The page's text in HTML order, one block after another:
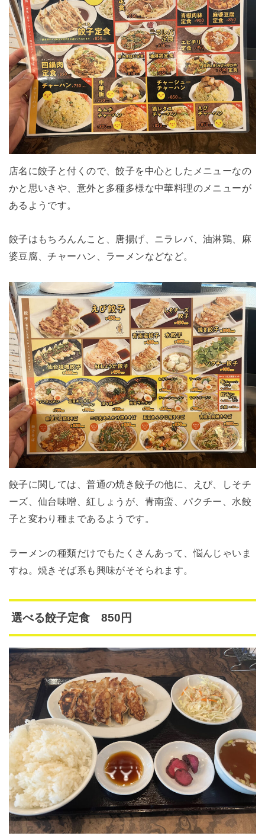
店名に餃子と付くので、餃子を中心としたメニューなの
かと思いきや、意外と多種多様な中華料理のメニューが
あるようです。
餃子はもちろんんこと、唐揚げ、ニラレバ、油淋鶏、麻
婆豆腐、チャーハン、ラーメンなどなど。
餃子に関しては、普通の焼き餃子の他に、えび、しそチ
ーズ、仙台味噌、紅しょうが、青南蛮、パクチー、水餃
子と変わり種まであるようです。
ラーメンの種類だけでもたくさんあって、悩んじゃいま
すね。焼きそば系も興味がそそられます。
選べる餃子定食 850円